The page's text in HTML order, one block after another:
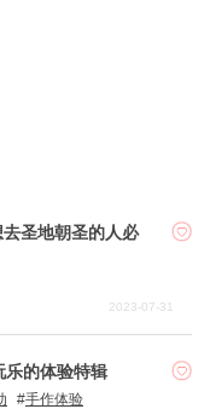
去圣地朝圣的人必
2023-07-31
乐的体验特辑
手作体验